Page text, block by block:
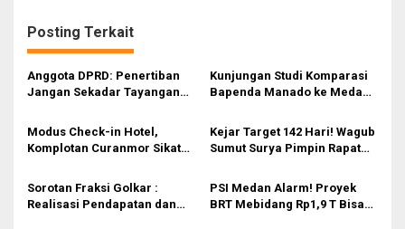
g
a
s
p
o
s
Posting Terkait
Anggota DPRD: Penertiban
Jangan Sekadar Tayangan
Nyata pada PAD
Kunjungan Studi Komparasi
Bapenda Manado ke Medan,
Payment Pajak Daerah
Pertama di Indonesia yang
Jadi Magnet Nasional
Modus Check-in Hotel,
Komplotan Curanmor Sikat
Pelaku Ditangkap
Kejar Target 142 Hari! Wagub
Sumut Surya Pimpin Rapat
Strategis Daerah
Sorotan Fraksi Golkar :
Realisasi Pendapatan dan
PSI Medan Alarm! Proyek
BRT Mebidang Rp1,9 T Bisa